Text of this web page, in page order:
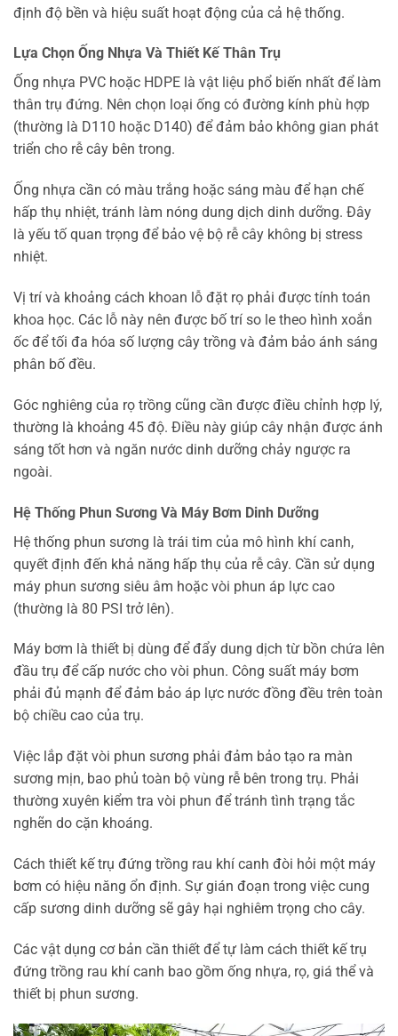
định độ bền và hiệu suất hoạt động của cả hệ thống.
Lựa Chọn Ống Nhựa Và Thiết Kế Thân Trụ
Ống nhựa PVC hoặc HDPE là vật liệu phổ biến nhất để làm
thân trụ đứng. Nên chọn loại ống có đường kính phù hợp
(thường là D110 hoặc D140) để đảm bảo không gian phát
triển cho rễ cây bên trong.
Ống nhựa cần có màu trắng hoặc sáng màu để hạn chế
hấp thụ nhiệt, tránh làm nóng dung dịch dinh dưỡng. Đây
là yếu tố quan trọng để bảo vệ bộ rễ cây không bị stress
nhiệt.
Vị trí và khoảng cách khoan lỗ đặt rọ phải được tính toán
khoa học. Các lỗ này nên được bố trí so le theo hình xoắn
ốc để tối đa hóa số lượng cây trồng và đảm bảo ánh sáng
phân bố đều.
Góc nghiêng của rọ trồng cũng cần được điều chỉnh hợp lý,
thường là khoảng 45 độ. Điều này giúp cây nhận được ánh
sáng tốt hơn và ngăn nước dinh dưỡng chảy ngược ra
ngoài.
Hệ Thống Phun Sương Và Máy Bơm Dinh Dưỡng
Hệ thống phun sương là trái tim của mô hình khí canh,
quyết định đến khả năng hấp thụ của rễ cây. Cần sử dụng
máy phun sương siêu âm hoặc vòi phun áp lực cao
(thường là 80 PSI trở lên).
Máy bơm là thiết bị dùng để đẩy dung dịch từ bồn chứa lên
đầu trụ để cấp nước cho vòi phun. Công suất máy bơm
phải đủ mạnh để đảm bảo áp lực nước đồng đều trên toàn
bộ chiều cao của trụ.
Việc lắp đặt vòi phun sương phải đảm bảo tạo ra màn
sương mịn, bao phủ toàn bộ vùng rễ bên trong trụ. Phải
thường xuyên kiểm tra vòi phun để tránh tình trạng tắc
nghẽn do cặn khoáng.
Cách thiết kế trụ đứng trồng rau khí canh đòi hỏi một máy
bơm có hiệu năng ổn định. Sự gián đoạn trong việc cung
cấp sương dinh dưỡng sẽ gây hại nghiêm trọng cho cây.
Các vật dụng cơ bản cần thiết để tự làm cách thiết kế trụ
đứng trồng rau khí canh bao gồm ống nhựa, rọ, giá thể và
thiết bị phun sương.